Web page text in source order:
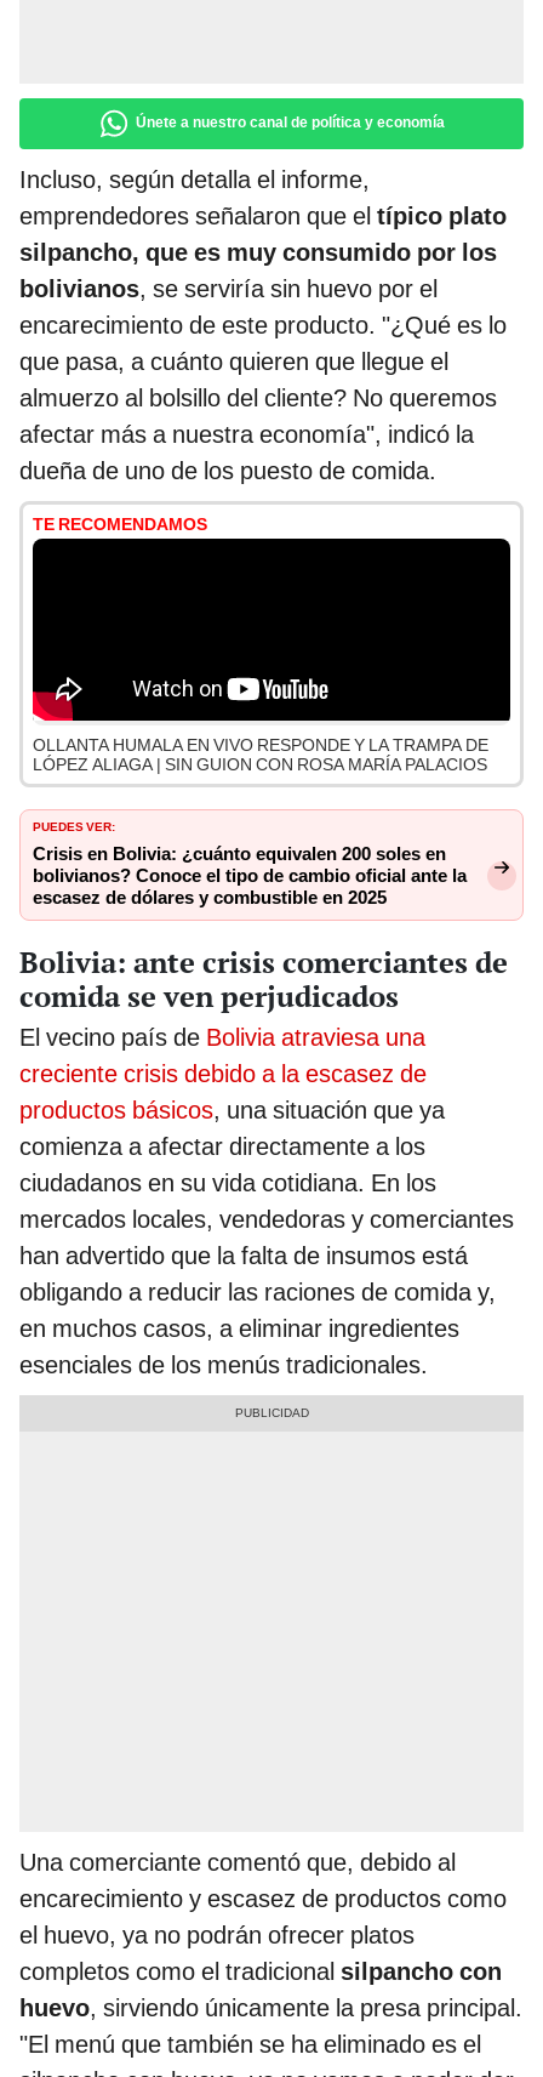
Únete a nuestro canal de política y economía
Incluso, según detalla el informe,
emprendedores señalaron que el típico plato
silpancho, que es muy consumido por los
bolivianos, se serviría sin huevo por el
encarecimiento de este producto. "¿Qué es lo
que pasa, a cuánto quieren que llegue el
almuerzo al bolsillo del cliente? No queremos
afectar más a nuestra economía", indicó la
dueña de uno de los puesto de comida.
TE RECOMENDAMOS
OLLANTA HUMALA EN VIVO RESPONDE Y LA TRAMPA DE
LÓPEZ ALIAGA | SIN GUION CON ROSA MARÍA PALACIOS
PUEDES VER:
Crisis en Bolivia: ¿cuánto equivalen 200 soles en
bolivianos? Conoce el tipo de cambio oficial ante la
escasez de dólares y combustible en 2025
Bolivia: ante crisis comerciantes de
comida se ven perjudicados
El vecino país de Bolivia atraviesa una
creciente crisis debido a la escasez de
productos básicos, una situación que ya
comienza a afectar directamente a los
ciudadanos en su vida cotidiana. En los
mercados locales, vendedoras y comerciantes
han advertido que la falta de insumos está
obligando a reducir las raciones de comida y,
en muchos casos, a eliminar ingredientes
esenciales de los menús tradicionales.
Una comerciante comentó que, debido al
encarecimiento y escasez de productos como
el huevo, ya no podrán ofrecer platos
completos como el tradicional silpancho con
huevo, sirviendo únicamente la presa principal.
"El menú que también se ha eliminado es el